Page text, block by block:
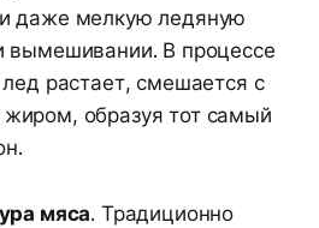
даже мелкую ледяную
вымешивании. В процессе
лед растает, смешается с
образуя тот самый
мяса. Традиционно